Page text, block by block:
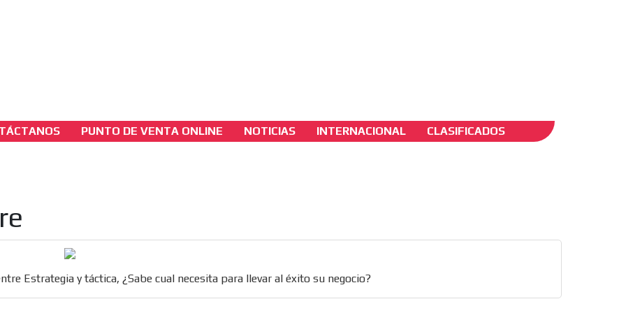
PUNTO DE VENTA ONLINE NOTICIAS INTERNACIONAL CLASIFICADOS
MVE ADS
Estrategia y táctica, ¿Sabe cual necesita para llevar al éxito su negocio?